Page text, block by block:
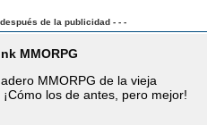
de la publicidad - - -
MMORPG
MMORPG de la vieja
los de antes, pero mejor!